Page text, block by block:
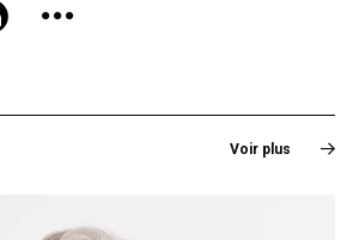
Voir plus